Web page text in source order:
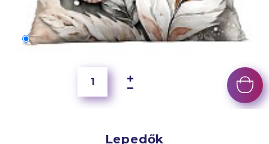
70x50 cm
Lepedők